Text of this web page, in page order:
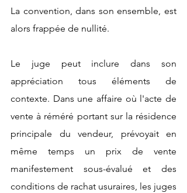
La convention, dans son ensemble, est
alors frappée de nullité.
Le juge peut inclure dans son
appréciation tous éléments de
contexte. Dans une affaire où l'acte de
vente à réméré portant sur la résidence
principale du vendeur, prévoyait en
même temps un prix de vente
manifestement sous-évalué et des
conditions de rachat usuraires, les juges